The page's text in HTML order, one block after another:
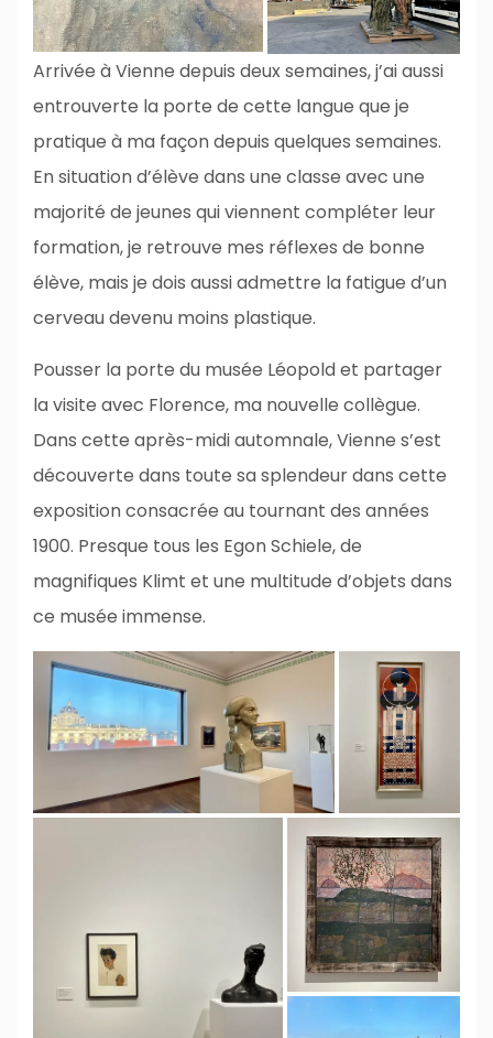
Arrivée à Vienne depuis deux semaines, j’ai aussi
entrouverte la porte de cette langue que je
pratique à ma façon depuis quelques semaines.
En situation d’élève dans une classe avec une
majorité de jeunes qui viennent compléter leur
formation, je retrouve mes réflexes de bonne
élève, mais je dois aussi admettre la fatigue d’un
cerveau devenu moins plastique.
Pousser la porte du musée Léopold et partager
la visite avec Florence, ma nouvelle collègue.
Dans cette après-midi automnale, Vienne s’est
découverte dans toute sa splendeur dans cette
exposition consacrée au tournant des années
1900. Presque tous les Egon Schiele, de
magnifiques Klimt et une multitude d’objets dans
ce musée immense.